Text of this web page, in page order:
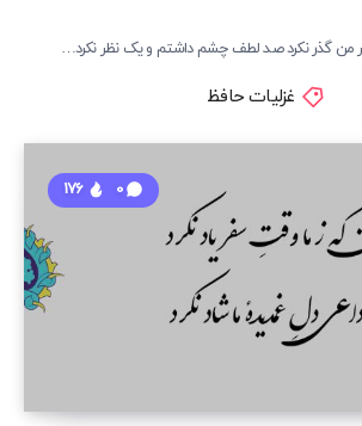
من گذر نکرد صد لطف چشم داشتم و یک نظر نکرد…
غزلیات حافظ
0
176